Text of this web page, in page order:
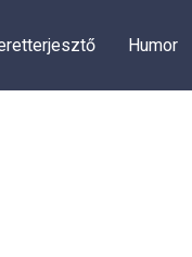
Humor